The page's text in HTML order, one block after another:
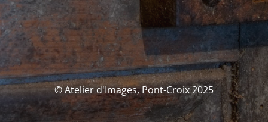
© Atelier d'Images, Pont-Croix 2025